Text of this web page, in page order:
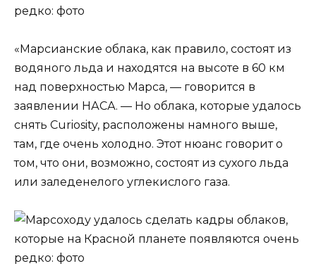
«Марсианские облака, как правило, состоят из
водяного льда и находятся на высоте в 60 км
над поверхностью Марса, — говорится в
заявлении НАСА. — Но облака, которые удалось
снять Curiosity, расположены намного выше,
там, где очень холодно. Этот нюанс говорит о
том, что они, возможно, состоят из сухого льда
или заледенелого углекислого газа.